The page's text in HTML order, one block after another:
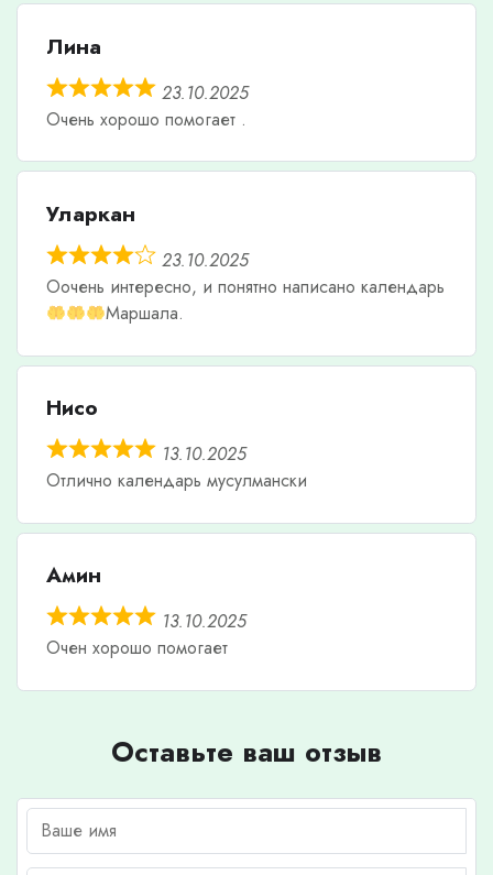
Лина
23.10.2025
Очень хорошо помогает .
Уларкан
23.10.2025
Оочень интересно, и понятно написано календарь
Маршала.
Нисо
13.10.2025
Отлично календарь мусулмански
Амин
13.10.2025
Очен хорошо помогает
Оставьте ваш отзыв